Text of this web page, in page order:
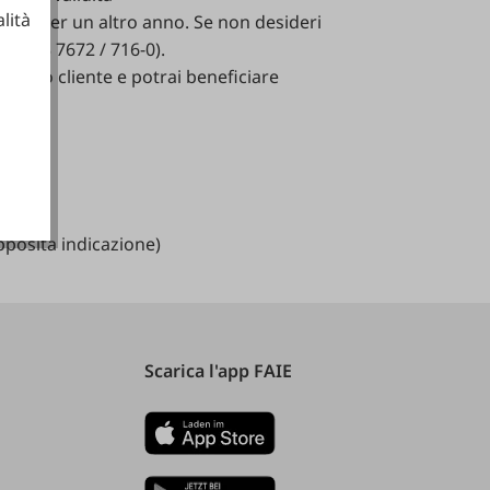
per un altro anno. Se non desideri
43 7672 / 716-0).
conto cliente e potrai beneficiare
indicazione)
Scarica l'app FAIE